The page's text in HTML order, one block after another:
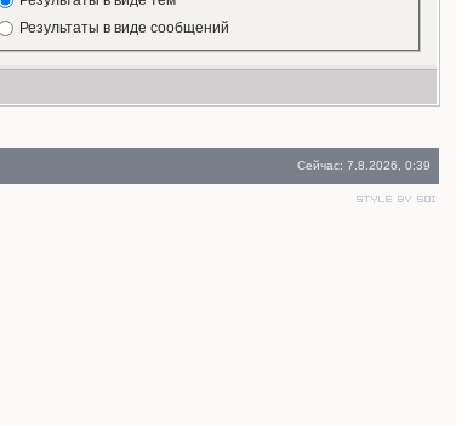
Результаты в виде сообщений
Сейчас: 7.8.2026, 0:39